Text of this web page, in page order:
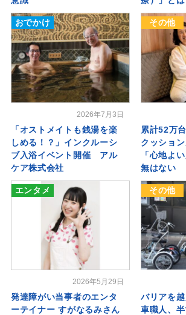
おでかけ
2026年7月3日
「オストメイトも銭湯を楽
しめる！？」インクルーシ
ブ入浴イベント開催 アル
ケア株式会社
その他
累計52万
クッショ
「心地よ
無はない
エンタメ
2026年5月29日
発達障がい当事者のエンタ
ーテイナー すがなるみさん
その他
バリアを
車職人、